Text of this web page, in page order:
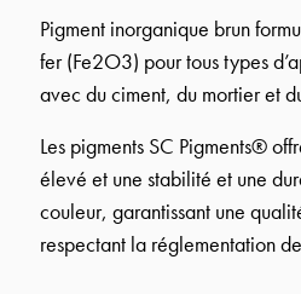
Pigment inorganique brun
fer (Fe2O3) pour tous types
avec du ciment, du mortier et
Les pigments SC Pigments®
élevé et une stabilité et une
couleur, garantissant une
respectant la réglementation